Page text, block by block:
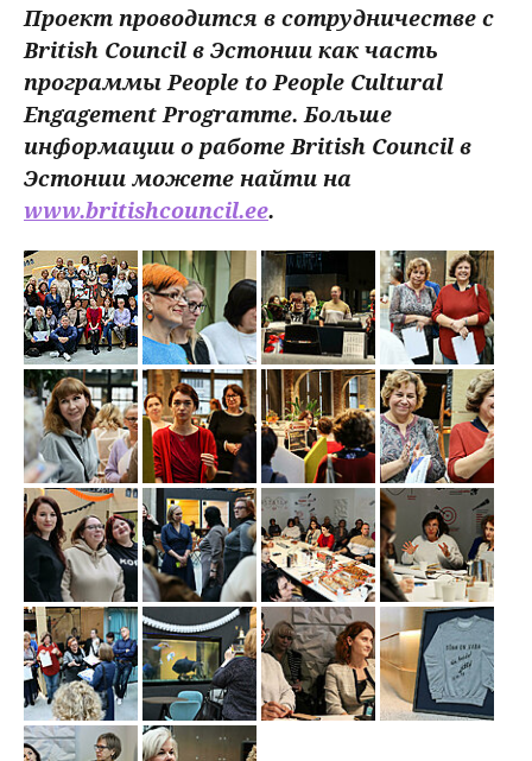
Проект проводится в сотрудничестве с
British Council в Эстонии как часть
программы People to People Cultural
Engagement Programme. Больше
информации о работе British Council в
Эстонии можете найти на
www.britishcouncil.ee.